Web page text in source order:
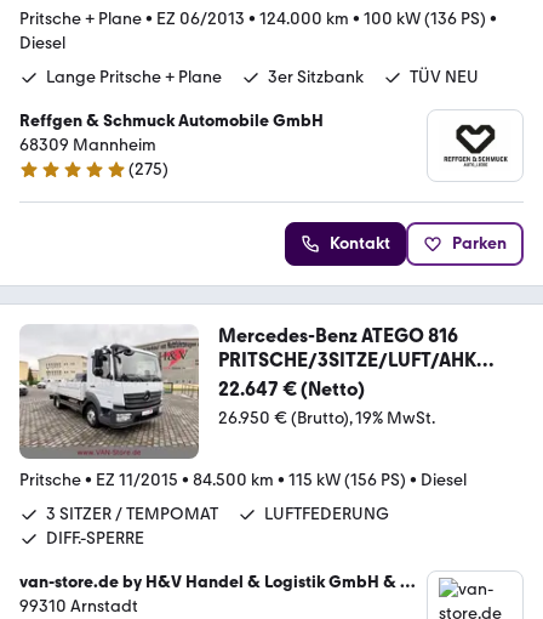
Pritsche + Plane• EZ 06/2013 • 124.000 km • 100 kW (136 PS) •
Diesel
Lange Pritsche + Plane
3er Sitzbank TÜV NEU
Reffgen & Schmuck Automobile GmbH
68309 Mannheim
4.8 Sterne
(275)
Kontakt Parken
Mercedes-Benz ATEGO 816
PRITSCHE/3SITZE/LUFT/AHK
3.5T/DIFFSP.
22.647 € (Netto)
26.950 € (Brutto) 19% MwSt.
Pritsche• EZ 11/2015 • 84.500 km • 115 kW (156 PS) • Diesel
3 SITZER / TEMPOMAT
LUFTFEDERUNG
DIFF.-SPERRE
van-store.de by H&V Handel & Logistik GmbH & Co.
KG
99310 Arnstadt